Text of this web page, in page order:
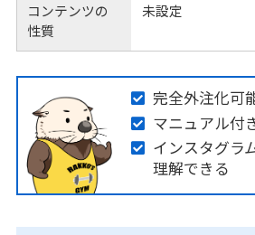
コンテンツの
性質
未設定
完全外注化可
マニュアル付
インスタグラ
理解できる